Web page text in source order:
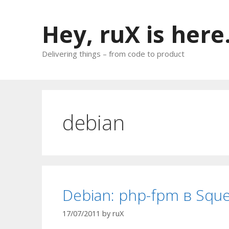
Hey, ruX is
Delivering things – from code to product
debian
Debian: php-fpm в
17/07/2011 by ruX